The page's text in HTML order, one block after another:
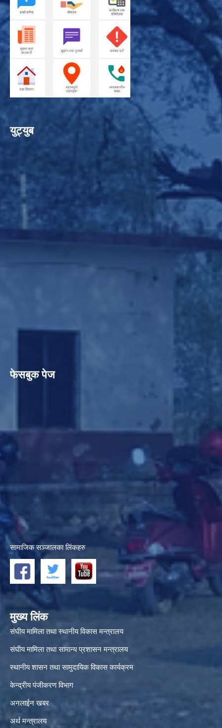
युट्युब
फेसबुक पेज
सामाजिक सञ्जालका लिंकहरु
मुख्य लिंक
संघीय मामिला तथा स्थानीय विकास मन्त्रालय
संघीय मामिला तथा सामान्य प्रशासन मन्त्रालय
स्थानीय शासन तथा सामुदायिक विकास कार्यक्रम
केन्द्रीय पंजीकरण विभाग
अनलाईन खबर
अर्थ मन्त्रालय